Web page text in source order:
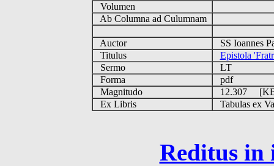
Volumen
Ab Columna ad Culumnam
Auctor
SS Ioannes
Titulus
Epistola
Sermo
LT
Forma
pdf
Magnitudo
12.307
Ex Libris
Tabulas ex
Reditus in